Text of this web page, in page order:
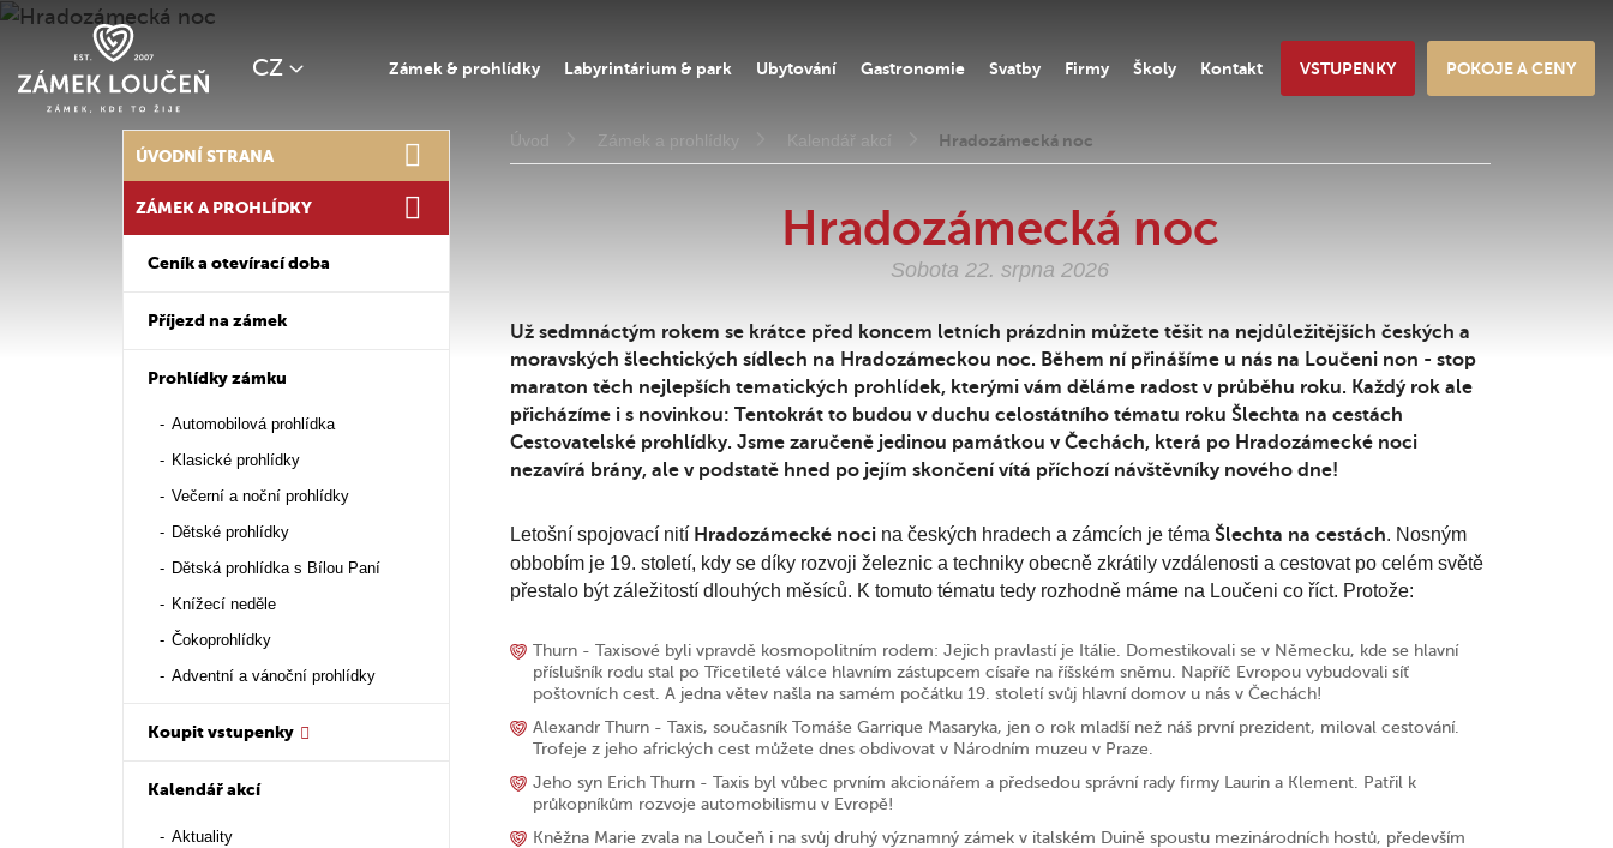
CZ VSTUPENKY POKOJE A CENY
Zámek & prohlídky Labyrintárium & park Ubytování Gastronomie Svatby Firmy Školy Kontakt
Úvod Zámek a prohlídky Kalendář akcí Hradozámecká noc
Hradozámecká noc
Sobota 22. srpna 2026
Už sedmnáctým rokem se krátce před koncem letních prázdnin můžete těšit na nejdůležitějších českých a
moravských šlechtických sídlech na Hradozámeckou noc. Během ní přinášíme u nás na Loučeni non - stop
maraton těch nejlepších tematických prohlídek, kterými vám děláme radost v průběhu roku. Každý rok ale
přicházíme i s novinkou: Tentokrát to budou v duchu celostátního tématu roku Šlechta na cestách
Cestovatelské prohlídky. Jsme zaručeně jedinou památkou v Čechách, která po Hradozámecké noci
nezavírá brány, ale v podstatě hned po jejím skončení vítá příchozí návštěvníky nového dne!
Letošní spojovací nití Hradozámecké noci na českých hradech a zámcích je téma Šlechta na cestách. Nosným
obbobím je 19. století, kdy se díky rozvoji železnic a techniky obecně zkrátily vzdálenosti a cestovat po celém světě
přestalo být záležitostí dlouhých měsíců. K tomuto tématu tedy rozhodně máme na Loučeni co říct. Protože:
Thurn - Taxisové byli vpravdě kosmopolitním rodem: Jejich pravlastí je Itálie. Domestikovali se v Německu, kde se hlavní
příslušník rodu stal po Třicetileté válce hlavním zástupcem císaře na říšském sněmu. Napříč Evropou vybudovali síť
poštovních cest. A jedna větev našla na samém počátku 19. století svůj hlavní domov u nás v Čechách!
Alexandr Thurn - Taxis, současník Tomáše Garrique Masaryka, jen o rok mladší než náš první prezident, miloval cestování.
Trofeje z jeho afrických cest můžete dnes obdivovat v Národním muzeu v Praze.
Jeho syn Erich Thurn - Taxis byl vůbec prvním akcionářem a předsedou správní rady firmy Laurin a Klement. Patřil k
průkopníkům rozvoje automobilismu v Evropě!
Kněžna Marie zvala na Loučeň i na svůj druhý významný zámek v italském Duině spoustu mezinárodních hostů, především
ÚVODNÍ STRANA
ZÁMEK A PROHLÍDKY
Ceník a otevírací doba
Příjezd na zámek
Prohlídky zámku
Automobilová prohlídka
Klasické prohlídky
Večerní a noční prohlídky
Dětské prohlídky
Dětská prohlídka s Bílou Paní
Knížecí neděle
Čokoprohlídky
Adventní a vánoční prohlídky
Koupit vstupenky
Kalendář akcí
Aktuality